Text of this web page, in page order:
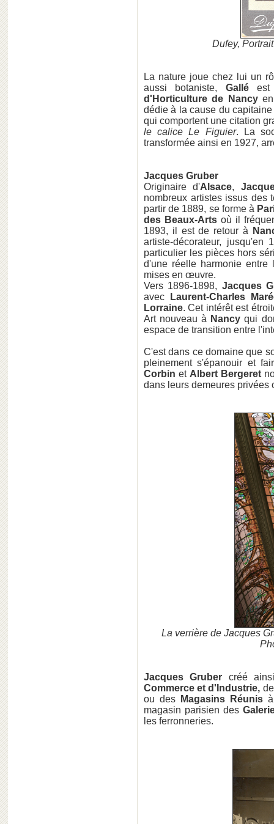
Dufey,
La nature joue chez lui un
aussi botaniste, Galléest
d'Horticulture de Nancy
dédie à la cause du
qui comportent une citation
le calice Le Figuier. La
transformée ainsi en 1927,
Jacques Gruber
Originaire d'Alsace,
nombreux artistes issus
partir de 1889, se forme à
des Beaux-Arts où il
1893, il est de retour à
artiste-décorateur,
particulier les pièces hors
d'une réelle harmonie entre
mises en œuvre.
Vers 1896-1898, Jacques
avec
Laurent-Charles
Lorraine. Cet intérêt est
Art nouveau à Nancy qui
espace de transition entre
C'est dans ce domaine que
pleinement s'épanouir et
Corbin et Albert Bergeret
dans leurs demeures privées
La verrière de Jacques
Jacques Gruber créé
Commerce et d'Industrie,
ou des
Magasins Réunisà
magasin parisien des
les ferronneries.